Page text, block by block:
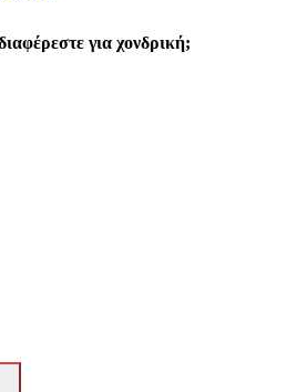
για χονδρική;